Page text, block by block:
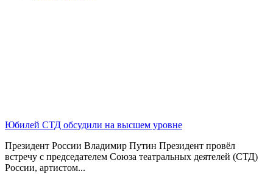
Юбилей СТД обсудили на высшем уровне
Президент России Владимир Путин Президент провёл
встречу с председателем Союза театральных деятелей (СТД)
России, артистом...